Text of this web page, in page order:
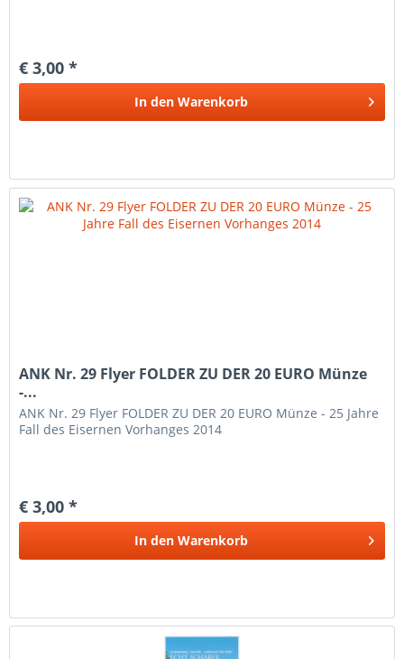
€ 3,00 *
In den Warenkorb
ANK Nr. 29 Flyer FOLDER ZU DER 20 EURO Münze
-...
ANK Nr. 29 Flyer FOLDER ZU DER 20 EURO Münze - 25 Jahre
Fall des Eisernen Vorhanges 2014
€ 3,00 *
In den Warenkorb